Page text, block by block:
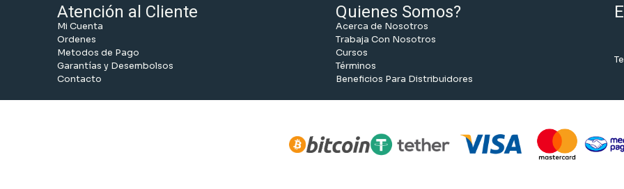
Atención al Cliente
Mi Cuenta
Ordenes
Metodos de Pago
Garantías y Desembolsos
Contacto
Quienes Somos?
Acerca de Nosotros
Trabaja Con Nosotros
Cursos
Términos
Beneficios Para Distribuidores